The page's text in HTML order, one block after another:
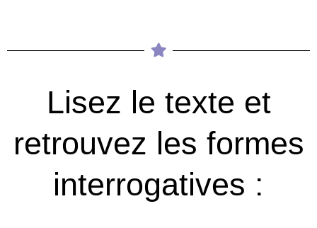
Lisez le texte et
retrouvez les formes
interrogatives :